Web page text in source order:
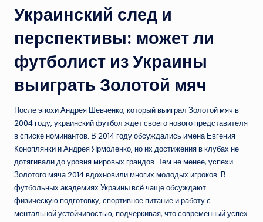
Украинский след и
перспективы: может ли
футболист из Украины
выиграть Золотой мяч
После эпохи Андрея Шевченко, который выиграл Золотой мяч в
2004 году, украинский футбол ждет своего нового представителя
в списке номинантов. В 2014 году обсуждались имена Евгения
Коноплянки и Андрея Ярмоленко, но их достижения в клубах не
дотягивали до уровня мировых грандов. Тем не менее, успехи
Золотого мяча 2014 вдохновили многих молодых игроков. В
футбольных академиях Украины всё чаще обсуждают
физическую подготовку, спортивное питание и работу с
ментальной устойчивостью, подчеркивая, что современный успех